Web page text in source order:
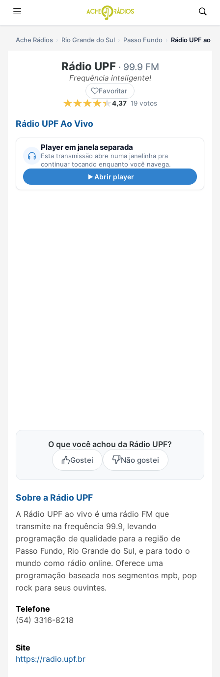
Ache Rádios Rio Grande do Sul Passo Fundo Rádio UPF ao
Rádio UPF· 99.9 FM
Frequência inteligente!
Favoritar
4,37 19 votos
Rádio UPF Ao Vivo
Player em janela separada
Esta transmissão abre numa janelinha pra
continuar tocando enquanto você navega.
Abrir player
O que você achou da Rádio UPF?
Gostei Não gostei
Sobre a Rádio UPF
A Rádio UPF ao vivo é uma rádio FM que
transmite na frequência 99.9, levando
programação de qualidade para a região de
Passo Fundo, Rio Grande do Sul, e para todo o
mundo como rádio online. Oferece uma
programação baseada nos segmentos mpb, pop
rock para seus ouvintes.
Telefone
(54) 3316-8218
Site
https://radio.upf.br